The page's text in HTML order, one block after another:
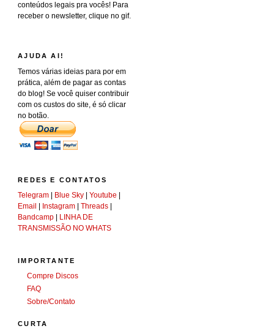
conteúdos legais pra vocês! Para
receber o newsletter, clique no gif.
AJUDA AI!
Temos várias ideias para por em
prática, além de pagar as contas
do blog! Se você quiser contribuir
com os custos do site, é só clicar
no botão.
REDES E CONTATOS
Telegram | Blue Sky |Youtube |
Email | Instagram |Threads |
Bandcamp | LINHA DE
TRANSMISSÃO NO WHATS
IMPORTANTE
Compre Discos
FAQ
Sobre/Contato
CURTA